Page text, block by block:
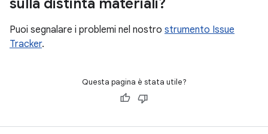
sulla distinta materiali?
Puoi segnalare i problemi nel nostro strumento Issue
Tracker.
Questa pagina è stata utile?